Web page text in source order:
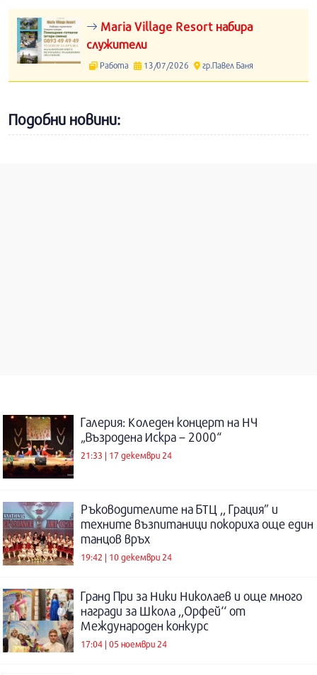
Maria Village Resort набира
служители
Работа 13/07/2026 гр.Павел Баня
Подобни новини:
Галерия: Коледен концерт на НЧ
„Възродена Искра – 2000“
21:33 | 17 декември 24
Ръководителите на БТЦ ,, Грация” и
техните възпитаници покориха още един
танцов връх
19:42 | 10 декември 24
Гранд При за Ники Николаев и още много
награди за Школа ,,Орфей‘‘ от
Международен конкурс
17:04 | 05 ноември 24